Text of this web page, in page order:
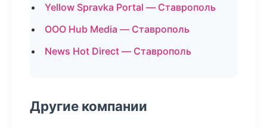
Yellow Spravka Portal — Ставрополь
ООО Hub Media — Ставрополь
News Hot Direct — Ставрополь
Другие компании